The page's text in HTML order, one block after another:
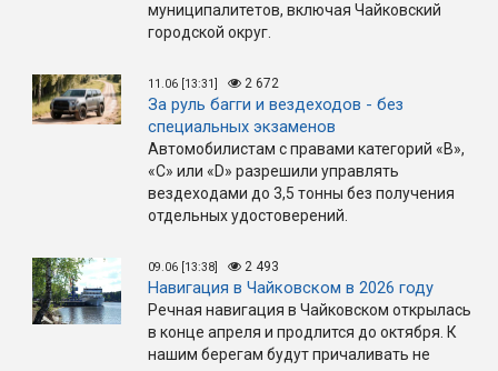
муниципалитетов, включая Чайковский
городской округ.
11.06 [13:31] 2 672
За руль багги и вездеходов - без
специальных экзаменов
Автомобилистам с правами категорий «B»,
«C» или «D» разрешили управлять
вездеходами до 3,5 тонны без получения
отдельных удостоверений.
09.06 [13:38] 2 493
Навигация в Чайковском в 2026 году
Речная навигация в Чайковском открылась
в конце апреля и продлится до октября. К
нашим берегам будут причаливать не